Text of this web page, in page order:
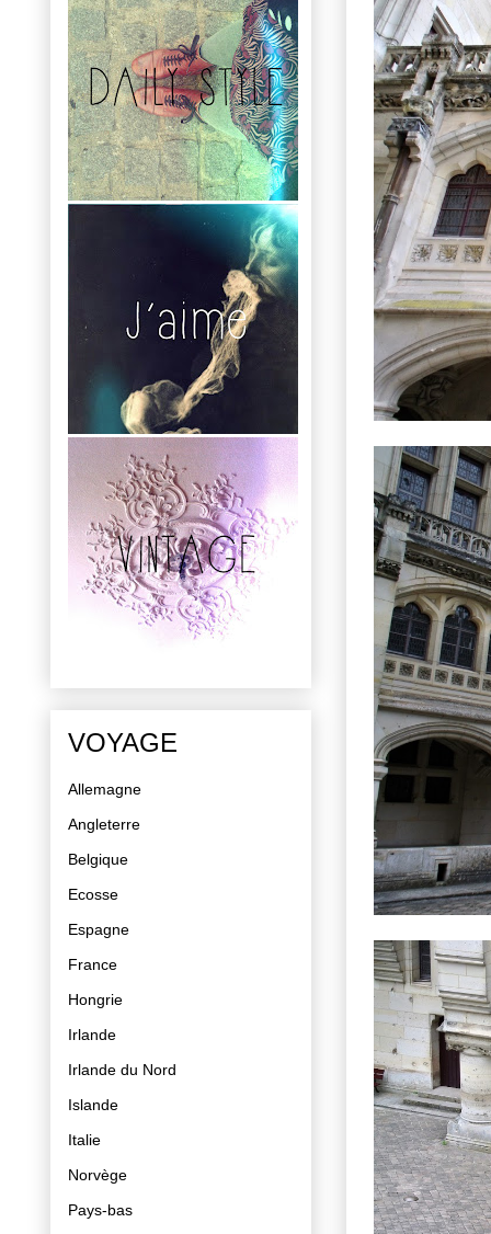
VOYAGE
Allemagne
Angleterre
Belgique
Ecosse
Espagne
France
Hongrie
Irlande
Irlande du Nord
Islande
Italie
Norvège
Pays-bas